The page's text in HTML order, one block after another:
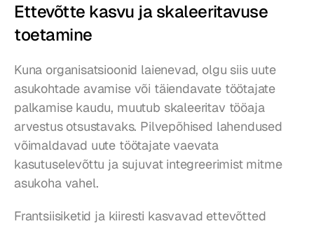
Ettevõtte kasvu ja skaleeritavuse
toetamine
Kuna organisatsioonid laienevad, olgu siis uute
asukohtade avamise või täiendavate töötajate
palkamise kaudu, muutub skaleeritav tööaja
arvestus otsustavaks. Pilvepõhised lahendused
võimaldavad uute töötajate vaevata
kasutuselevõttu ja sujuvat integreerimist mitme
asukoha vahel.
Frantsiisiketid ja kiiresti kasvavad ettevõtted